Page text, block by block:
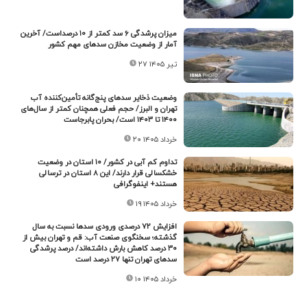
میزان پرشدگی ۶ سد کمتر از ۱۰ درصداست/ آخرین
آمار از وضعیت مخازن سدهای مهم کشور
۲۷ تیر ۱۴۰۵
وضعیت ذخایر سدهای پنج‌گانه تأمین‌کننده آب
تهران و البرز/ حجم فعلی همچنان کمتر از سال‌های
۱۴۰۰ تا ۱۴۰۳ است/ بحران پابرجاست
۲۰ خرداد ۱۴۰۵
تداوم کم آبی در کشور/ ۱۰ استان در وضعیت
خشکسالی قرار دارند/ این ۸ استان در ترسالی
هستند+ اینفوگرافی
۱۹ خرداد ۱۴۰۵
افزایش ۷۲ درصدی ورودی سدها نسبت به سال
گذشته؛ سخنگوی صنعت آب: قم و تهران بیش از
۳۰ درصد کاهش بارش داشته‌اند/ درصد پرشدگی
سدهای تهران تنها ۲۷ درصد است
۱۰ خرداد ۱۴۰۵